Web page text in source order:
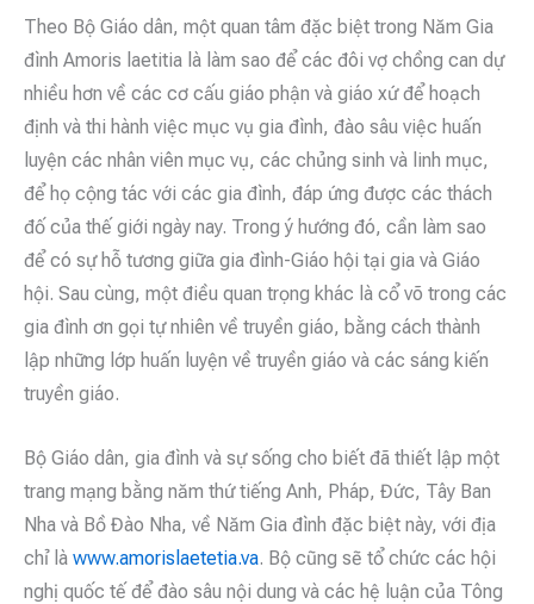
Theo Bộ Giáo dân, một quan tâm đặc biệt trong Năm Gia
đình Amoris laetitia là làm sao để các đôi vợ chồng can dự
nhiều hơn về các cơ cấu giáo phận và giáo xứ để hoạch
định và thi hành việc mục vụ gia đình, đào sâu việc huấn
luyện các nhân viên mục vụ, các chủng sinh và linh mục,
để họ cộng tác với các gia đình, đáp ứng được các thách
đố của thế giới ngày nay. Trong ý hướng đó, cần làm sao
để có sự hỗ tương giữa gia đình-Giáo hội tại gia và Giáo
hội. Sau cùng, một điều quan trọng khác là cổ võ trong các
gia đình ơn gọi tự nhiên về truyền giáo, bằng cách thành
lập những lớp huấn luyện về truyền giáo và các sáng kiến
truyền giáo.
Bộ Giáo dân, gia đình và sự sống cho biết đã thiết lập một
trang mạng bằng năm thứ tiếng Anh, Pháp, Đức, Tây Ban
Nha và Bồ Đào Nha, về Năm Gia đình đặc biệt này, với địa
chỉ là www.amorislaetetia.va. Bộ cũng sẽ tổ chức các hội
nghị quốc tế để đào sâu nội dung và các hệ luận của Tông